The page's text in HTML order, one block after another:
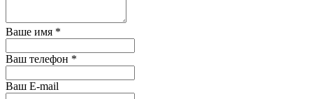
Ваше имя *
Ваш телефон *
Ваш E-mail